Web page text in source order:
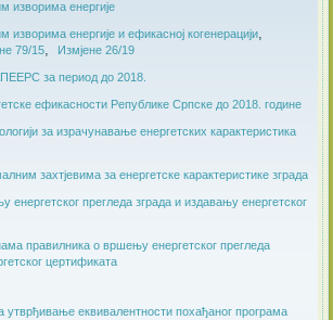
изворима енергије
енергије и ефикасној когенерацији,
79/15, Измјене 26/19
за период до 2018.
ефикасности Републике Српске до 2018. године
за израчунавање енергетских карактеристика
захтјевима за енергетске карактеристике зграда
енергетског прегледа зграда и издавању енергетског
правилника о вршењу енергетског прегледа
цертификата
утврђивање еквивалентности похађаног програма